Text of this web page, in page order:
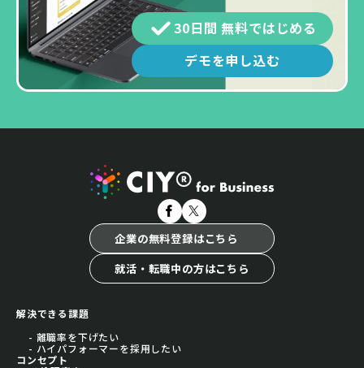
30日間 無料ではじめる
デモを申し込む
企業の無料登録はこちら
就活・転職中の方はこちら
解決できる課題
- 離職率を下げたい
- ハイパフォーマーを採用したい
コンセプト